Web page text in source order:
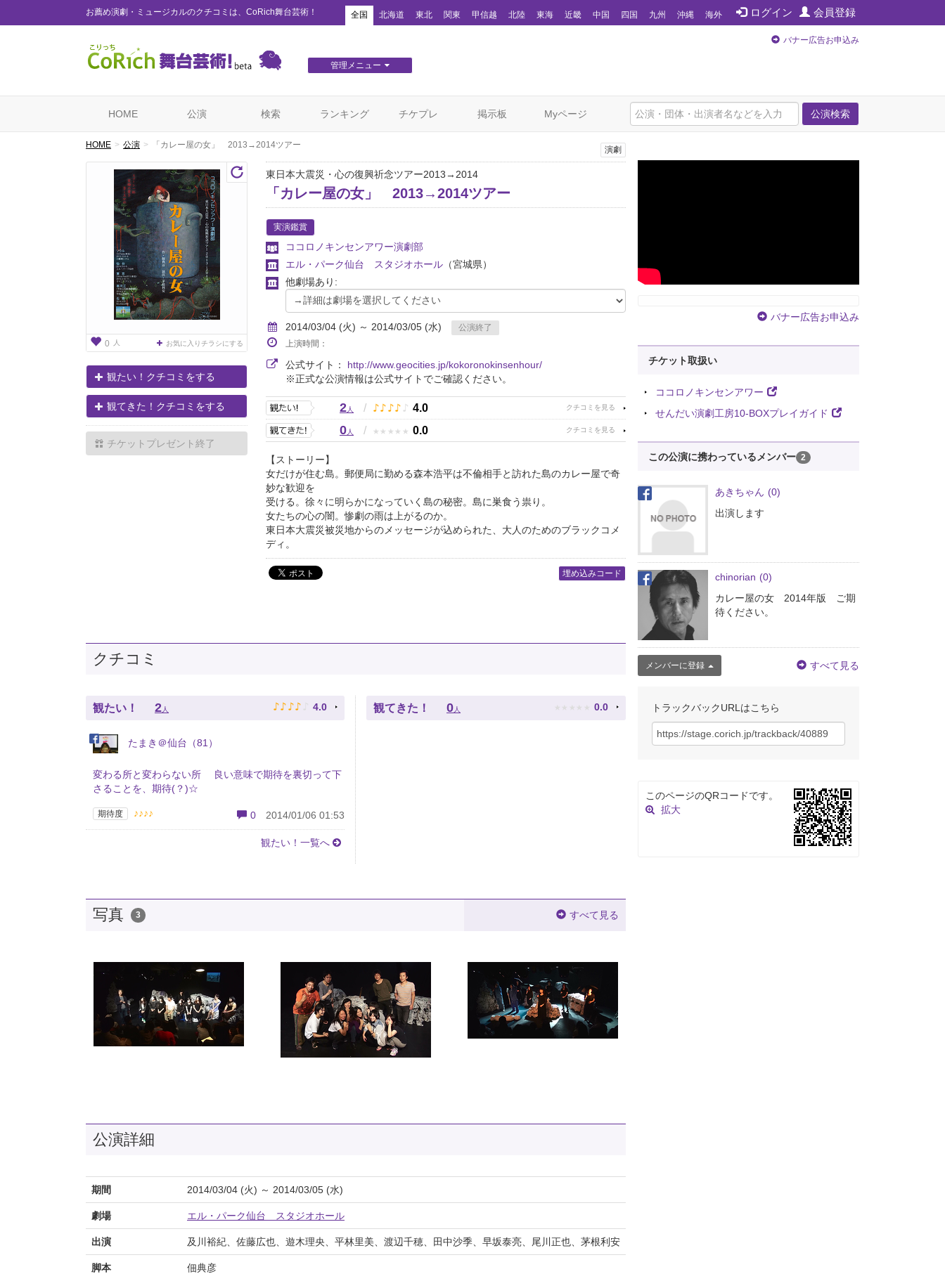
お薦め演劇・ミュージカルのクチコミは、CoRich舞台芸術！ ログイン 会員登録
全国 北海道 東北 関東 甲信越 北陸 東海 近畿 中国 四国 九州 沖縄 海外
管理メニュー
バナー広告お申込み
公演検索
HOME 公演 検索 ランキング チケプレ 掲示板 Myページ
HOME 公演 「カレー屋の女」 2013→2014ツアー
0 人 お気に入りチラシにする
観たい！クチコミをする
観てきた！クチコミをする
チケットプレゼント終了
演劇
東日本大震災・心の復興祈念ツアー2013→2014
「カレー屋の女」 2013→2014ツアー
実演鑑賞
ココロノキンセンアワー演劇部
エル・パーク仙台 スタジオホール （宮城県）
他劇場あり:
2014/03/04 (火) ～ 2014/03/05 (水)
公演終了
上演時間：
公式サイト： http://www.geocities.jp/kokoronokinsenhour/
※正式な公演情報は公式サイトでご確認ください。
2人 / ♪ ♪ ♪ ♪ ♪ 4.0
0人 / ★ ★ ★ ★ ★ 0.0
【ストーリー】
女だけが住む島。 郵便局に勤める森本浩平は不倫相手と訪れた島のカレー屋で奇
妙な歓迎を
受ける。 徐々に明らかになっていく島の秘密。島に巣食う祟り。
女たちの心の闇。 惨劇の雨は上がるのか。
東日本大震災被災地からのメッセージが込められた、 大人のためのブラックコメ
ディ。
埋め込みコード
クチコミ
観たい！ 2 人 ♪ ♪ ♪ ♪ ♪ 4.0
たまき＠仙台（81）
変わる所と変わらない所 良い意味で期待を裏切って下
さることを、期待(？)☆
期待度 ♪♪♪♪ 0 2014/01/06 01:53
観たい！一覧へ
観てきた！ 0 人 ★ ★ ★ ★ ★ 0.0
写真 3 すべて見る
公演詳細
期間 2014/03/04 (火) ～ 2014/03/05 (水)
劇場 エル・パーク仙台 スタジオホール
出演 及川裕紀、佐藤広也、遊木理央、平林里美、渡辺千穂、田中沙季、早坂泰亮、尾川正也、茅根利安
脚本 佃典彦
バナー広告お申込み
チケット取扱い
ココロノキンセンアワー
せんだい演劇工房10-BOXプレイガイド
この公演に携わっているメンバー 2
あきちゃん (0)
出演します
chinorian (0)
カレー屋の女 2014年版 ご期
待ください。
メンバーに登録 すべて見る
トラックバックURLはこちら
このページのQRコードです。
拡大